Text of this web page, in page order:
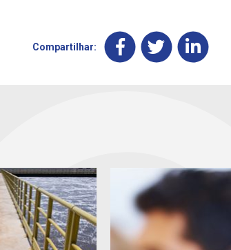
Compartilhar: